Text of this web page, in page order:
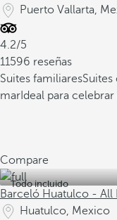
Puerto Vallarta,
4.2/5
11596 reseñas
Suites familiaresSuites
mar Ideal para
Compare
Todo incluido
Barceló Huatulco - All
Huatulco, Mexico